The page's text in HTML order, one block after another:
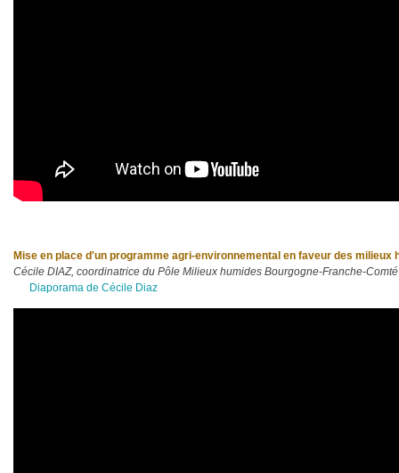
Mise en place d'un programme agri-environnemental en faveur des milieux
Cécile DIAZ, coordinatrice du Pôle Milieux humides Bourgogne-Franche-
Diaporama de Cécile Diaz